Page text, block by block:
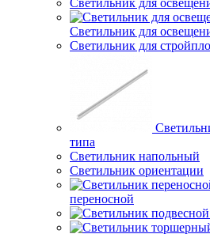
Светильник для
Светильник для
Светильник для
типа
Светильник напольный
Светильник ориентации
переносной